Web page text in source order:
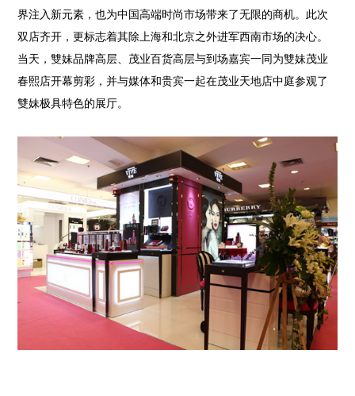
界注入新元素，也为中国高端时尚市场带来了无限的商机。此次
双店齐开，更标志着其除上海和北京之外进军西南市场的决心。
当天，雙妹品牌高层、茂业百货高层与到场嘉宾一同为雙妹茂业
春熙店开幕剪彩，并与媒体和贵宾一起在茂业天地店中庭参观了
雙妹极具特色的展厅。